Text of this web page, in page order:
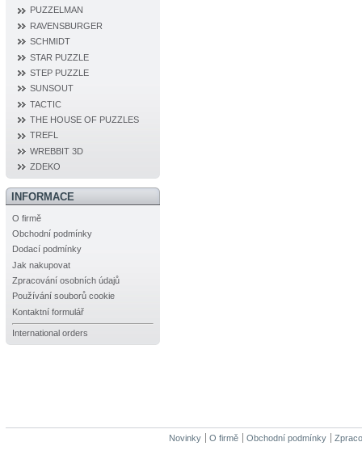
PUZZELMAN
RAVENSBURGER
SCHMIDT
STAR PUZZLE
STEP PUZZLE
SUNSOUT
TACTIC
THE HOUSE OF PUZZLES
TREFL
WREBBIT 3D
ZDEKO
INFORMACE
O firmě
Obchodní podmínky
Dodací podmínky
Jak nakupovat
Zpracování osobních údajů
Používání souborů cookie
Kontaktní formulář
International orders
Novinky O firmě Obchodní podmínky